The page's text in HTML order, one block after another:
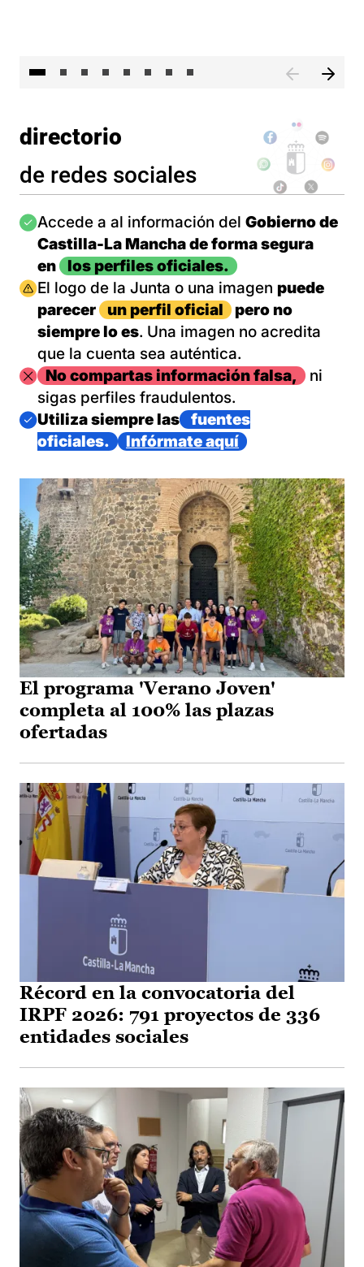
directorio
de redes sociales
Imagen
Accede a al información del Gobierno de
Castilla-La Mancha de forma segura
en
los perfiles oficiales.
Imagen
El logo de la Junta o una imagen puede
parecer
un perfil oficial
pero no
siempre lo es. Una imagen no acredita
que la cuenta sea auténtica.
ImagenNo compartas información falsa,
ni
sigas perfiles fraudulentos.
Imagen
Utiliza siempre las
fuentes
oficiales.
Infórmate aquí
El programa 'Verano Joven'
completa al 100% las plazas
ofertadas
Récord en la convocatoria del
IRPF 2026: 791 proyectos de 336
entidades sociales